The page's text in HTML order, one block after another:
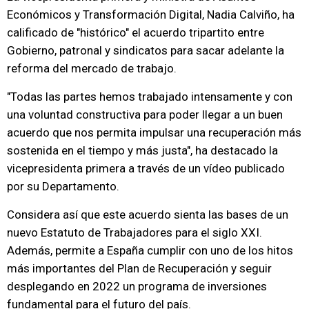
Económicos y Transformación Digital, Nadia Calviño, ha
calificado de "histórico" el acuerdo tripartito entre
Gobierno, patronal y sindicatos para sacar adelante la
reforma del mercado de trabajo.
"Todas las partes hemos trabajado intensamente y con
una voluntad constructiva para poder llegar a un buen
acuerdo que nos permita impulsar una recuperación más
sostenida en el tiempo y más justa", ha destacado la
vicepresidenta primera a través de un vídeo publicado
por su Departamento.
Considera así que este acuerdo sienta las bases de un
nuevo Estatuto de Trabajadores para el siglo XXI.
Además, permite a España cumplir con uno de los hitos
más importantes del Plan de Recuperación y seguir
desplegando en 2022 un programa de inversiones
fundamental para el futuro del país.